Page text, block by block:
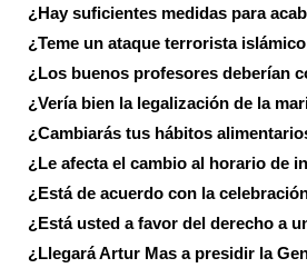
¿Hay suficientes medidas para
¿Teme un ataque terrorista
¿Los buenos profesores deberían
¿Vería bien la legalización de la
¿Cambiarás tus hábitos
¿Le afecta el cambio al horario de
¿Está de acuerdo con la
¿Está usted a favor del derecho a
¿Llegará Artur Mas a presidir la